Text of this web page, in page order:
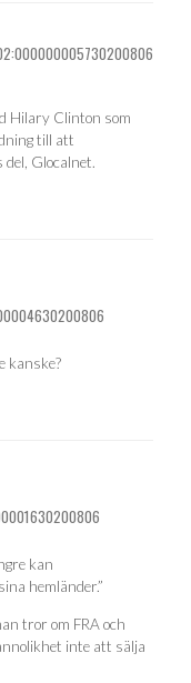
Hilary Clinton som
till att
Glocalnet.
kanske?
kan
hemländer.”
tror om FRA och
inte att sälja